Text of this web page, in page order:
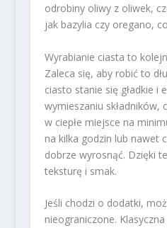
odrobiny oliwy z oliwek,
jak bazylia czy oregano,
Wyrabianie ciasta to
Zaleca się, aby robić to
ciasto stanie się gładkie i
wymieszaniu składników,
w ciepłe miejsce na
na kilka godzin lub nawet
dobrze wyrosnąć. Dzięki
teksturę i smak.
Jeśli chodzi o dodatki,
nieograniczone.